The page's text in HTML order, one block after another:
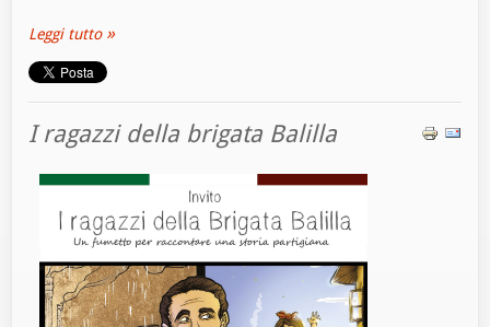
Leggi tutto
I ragazzi della brigata Balilla